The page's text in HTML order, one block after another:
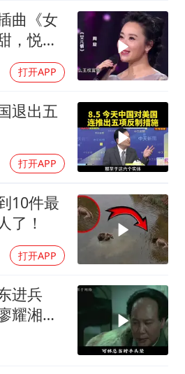
萧敬腾：不忍心让妻子承受生育的苦
进开新局 实干挑大梁
曲《女
，悦耳
打开APP
退出五
打开APP
10件最
了！
打开APP
进兵
耀湘，